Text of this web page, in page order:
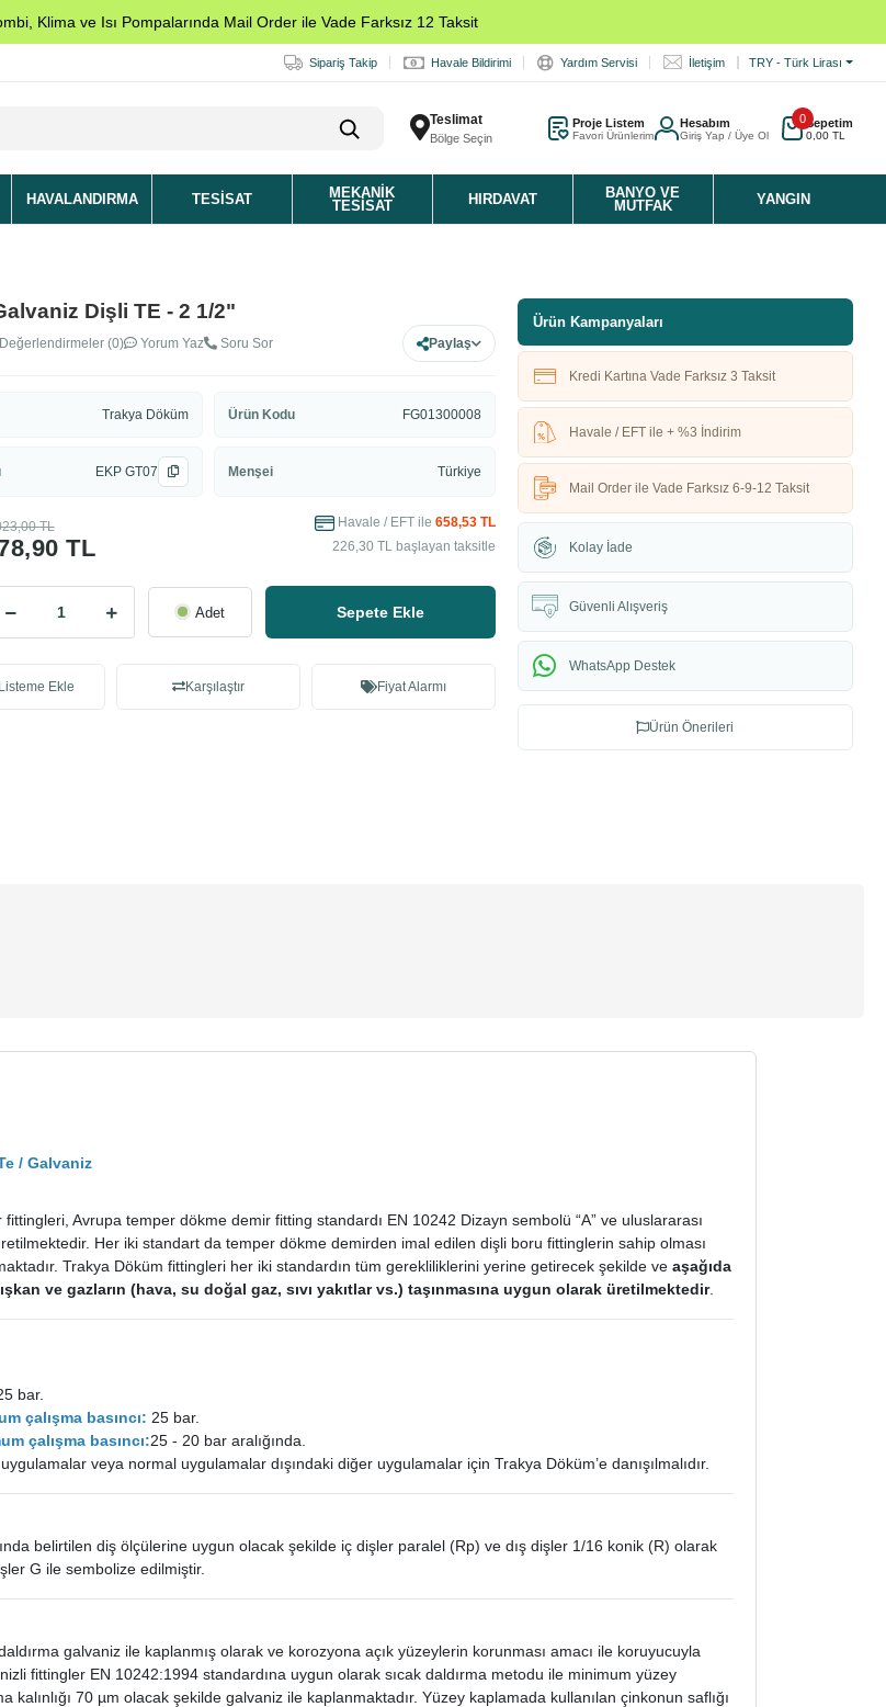
Klima ve Isı Pompalarında Mail Order ile Vade Farksız 12 Taksit
Sipariş Takip Havale Bildirimi Yardım Servisi İletişim TRY - Türk Lirası
Teslimat
Bölge Seçin
Proje Listem
Favori Ürünlerim
Hesabım
Giriş Yap / Üye Ol
0Sepetim
0,00 TL
HAVALANDIRMA TESISAT
MEKANIK
TESISAT
HIRDAVAT
BANYO VE
MUTFAK
YANGIN
Dişli TE - 2 1/2"
Değerlendirmeler (0) Yorum Yaz Soru Sor Paylaş
Trakya Döküm Ürün Kodu FG01300008
EKP GT07 Menşei Türkiye
TL
TL Havale / EFT ile 658,53 TL
226,30 TL başlayan taksitle
Adet Sepete Ekle
Ekle Karşılaştır Fiyat Alarmı
Ürün Kampanyaları
Kredi Kartına Vade Farksız 3 Taksit
Havale / EFT ile + %3 İndirim
Mail Order ile Vade Farksız 6-9-12 Taksit
Kolay İade
Güvenli Alışveriş
WhatsApp Destek
Ürün Önerileri
/ Galvaniz
Avrupa temper dökme demir fitting standardı EN 10242 Dizayn sembolü “A” ve uluslararası
Her iki standart da temper dökme demirden imal edilen dişli boru fittinglerin sahip olması
Trakya Döküm fittingleri her iki standardın tüm gerekliliklerini yerine getirecek şekilde veaşağıda
ve gazların (hava, su doğal gaz, sıvı yakıtlar vs.) taşınmasına uygun olarak üretilmektedir.
bar.
çalışma basıncı: 25 bar.
çalışma basıncı:25 - 20 bar aralığında.
veya normal uygulamalar dışındaki diğer uygulamalar için Trakya Döküm’e danışılmalıdır.
belirtilen diş ölçülerine uygun olacak şekilde iç dişler paralel (Rp) ve dış dişler 1/16 konik (R) olarak
G ile sembolize edilmiştir.
galvaniz ile kaplanmış olarak ve korozyona açık yüzeylerin korunması amacı ile koruyucuyla
fittingler EN 10242:1994 standardına uygun olarak sıcak daldırma metodu ile minimum yüzey
70 µm olacak şekilde galvaniz ile kaplanmaktadır. Yüzey kaplamada kullanılan çinkonun saflığı